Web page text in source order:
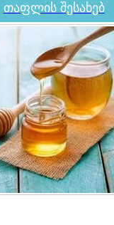
თაფლის შესახებ